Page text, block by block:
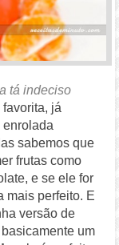
tá indeciso
já
enrolada
sabemos que
frutas como
e se ele for
mais perfeito. E
versão de
um